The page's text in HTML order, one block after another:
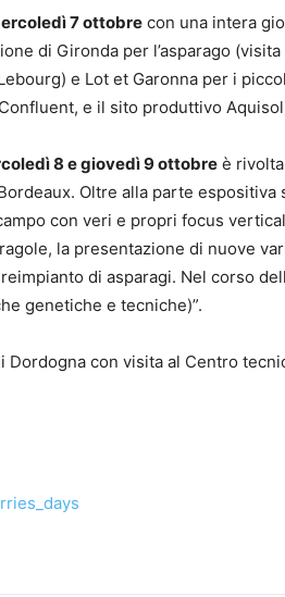
7 ottobre con una intera
di Gironda per l’asparago
e Lot et Garonna per i
e il sito produttivo
8 e giovedì 9 ottobre è
Oltre alla parte espositiva
con veri e propri focus
la presentazione di nuove
di asparagi. Nel corso
genetiche e tecniche)”.
Dordogna con visita al Centro